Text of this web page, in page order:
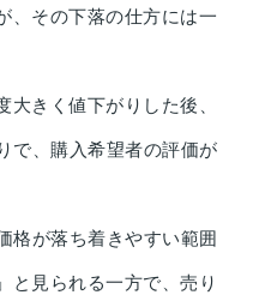
、その下落の仕方には一
きく値下がりした後、
で、購入希望者の評価が
格が落ち着きやすい範囲
と見られる一方で、売り